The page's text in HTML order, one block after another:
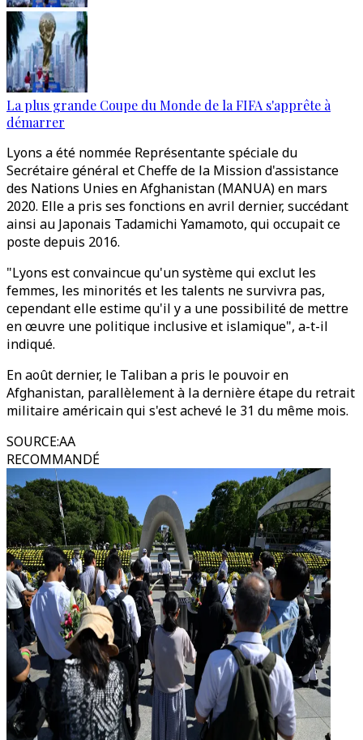
La plus grande Coupe du Monde de la FIFA s'apprête à
démarrer
Lyons a été nommée Représentante spéciale du
Secrétaire général et Cheffe de la Mission d'assistance
des Nations Unies en Afghanistan (MANUA) en mars
2020. Elle a pris ses fonctions en avril dernier, succédant
ainsi au Japonais Tadamichi Yamamoto, qui occupait ce
poste depuis 2016.
"Lyons est convaincue qu'un système qui exclut les
femmes, les minorités et les talents ne survivra pas,
cependant elle estime qu'il y a une possibilité de mettre
en œuvre une politique inclusive et islamique", a-t-il
indiqué.
En août dernier, le Taliban a pris le pouvoir en
Afghanistan, parallèlement à la dernière étape du retrait
militaire américain qui s'est achevé le 31 du même mois.
SOURCE:AA
RECOMMANDÉ